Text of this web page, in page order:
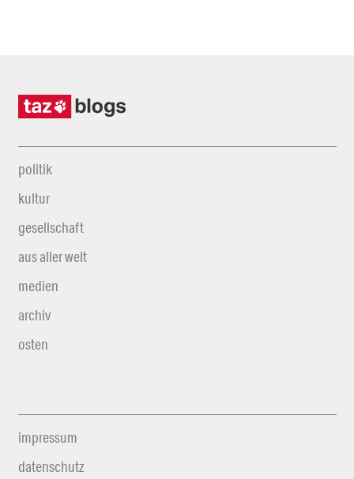
politik
kultur
gesellschaft
aus aller welt
medien
archiv
osten
impressum
datenschutz